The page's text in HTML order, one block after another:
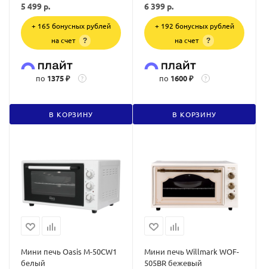
5 499 р.
+ 165 бонусных рублей
на счет
?
по 1375 ₽ ?
В КОРЗИНУ
6 399 р.
+ 192 бонусных рублей
на счет
?
по 1600 ₽ ?
В КОРЗИНУ
Мини печь Oasis M-50CW1
белый
Мини печь Willmark WOF-
505BR бежевый